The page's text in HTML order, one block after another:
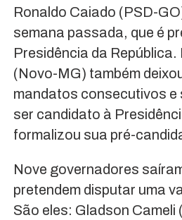
Ronaldo Caiado (PSD-
semana passada, que é
Presidência da República.
(Novo-MG) também
mandatos consecutivos e
ser candidato à
formalizou sua pré-
Nove governadores
pretendem disputar uma
São eles: Gladson Cameli